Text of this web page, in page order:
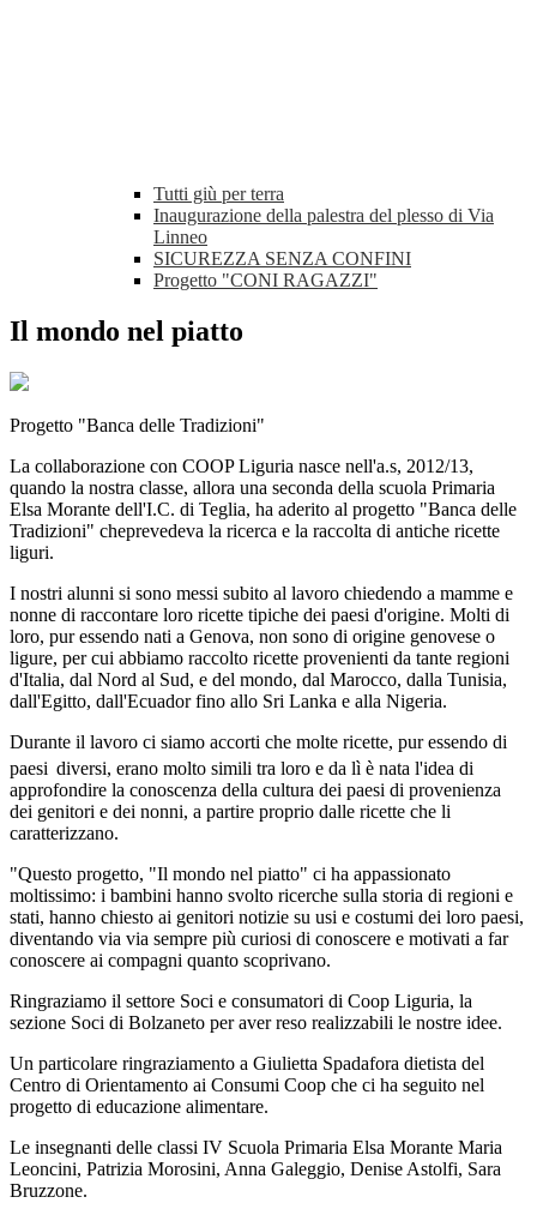
Tutti giù per terra
Inaugurazione della palestra del plesso di Via
Linneo
SICUREZZA SENZA CONFINI
Progetto "CONI RAGAZZI"
Il mondo nel piatto
Progetto "Banca delle Tradizioni"
La collaborazione con COOP Liguria nasce nell'a.s, 2012/13,
quando la nostra classe, allora una seconda della scuola Primaria
Elsa Morante dell'I.C. di Teglia, ha aderito al progetto "Banca delle
Tradizioni" cheprevedeva la ricerca e la raccolta di antiche ricette
liguri.
I nostri alunni si sono messi subito al lavoro chiedendo a mamme e
nonne di raccontare loro ricette tipiche dei paesi d'origine. Molti di
loro, pur essendo nati a Genova, non sono di origine genovese o
ligure, per cui abbiamo raccolto ricette provenienti da tante regioni
d'Italia, dal Nord al Sud, e del mondo, dal Marocco, dalla Tunisia,
dall'Egitto, dall'Ecuador fino allo Sri Lanka e alla Nigeria.
Durante il lavoro ci siamo accorti che molte ricette, pur essendo di
paesi diversi, erano molto simili tra loro e da lì è nata l'idea di
approfondire la cono­scenza della cultura dei paesi di provenienza
dei genitori e dei nonni, a partire proprio dalle ricette che li
caratterizzano.
"Questo progetto, "Il mondo nel piatto" ci ha appassionato
moltissimo: i bambini hanno svolto ricerche sulla storia di regioni e
stati, hanno chiesto ai genitori notizie su usi e costumi dei loro paesi,
diventando via via sempre più curiosi di conoscere e motivati a far
conoscere ai compagni quanto scoprivano.
Ringraziamo il settore Soci e consumatori di Coop Liguria, la
sezione Soci di Bolzaneto per aver reso realizzabili le nostre idee.
Un particolare ringraziamento a Giulietta Spadafora dietista del
Centro di Orientamento ai Consumi Coop che ci ha seguito nel
progetto di educazione alimentare.
Le insegnanti delle classi IV Scuola Primaria Elsa Morante Maria
Leoncini, Patrizia Morosini, Anna Galeggio, Denise Astolfi, Sara
Bruzzone.